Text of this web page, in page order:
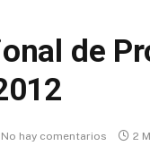
de
No hay comentarios 2